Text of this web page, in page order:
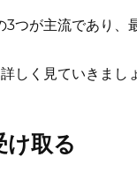
つが主流であり、
しく見ていきまし
け取る